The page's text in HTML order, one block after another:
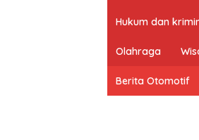
Hukum dan
Olahraga
Berita Otomotif